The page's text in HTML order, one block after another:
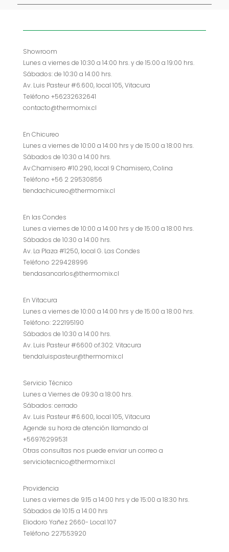
Showroom
Lunes a viernes de 10:30 a 14:00 hrs. y de 15:00 a 19:00 hrs.
Sábados: de 10:30 a 14:00 hrs.
Av. Luis Pasteur #6.600, local 105, Vitacura
Teléfono +56232632641
contacto@thermomix.cl
En Chicureo
Lunes a viernes de 10:00 a 14:00 hrs y de 15:00 a 18:00 hrs.
Sábados de 10:30 a 14:00 hrs.
Av.Chamisero #10.290, local 9 Chamisero, Colina
Teléfono +56 2 29530856
tiendachicureo@thermomix.cl
En las Condes
Lunes a viernes de 10:00 a 14:00 hrs y de 15:00 a 18:00 hrs.
Sábados de 10:30 a 14:00 hrs.
Av. La Plaza #1250, local G. Las Condes
Teléfono 229428996
tiendasancarlos@thermomix.cl
En Vitacura
Lunes a viernes de 10:00 a 14:00 hrs y de 15:00 a 18:00 hrs.
Teléfono: 222195190
Sábados de 10:30 a 14:00 hrs.
Av. Luis Pasteur #6600 of.302. Vitacura
tiendaluispasteur@thermomix.cl
Servicio Técnico
Lunes a Viernes de 09:30 a 18:00 hrs.
Sábados: cerrado
Av. Luis Pasteur #6.600, local 105, Vitacura
Agende su hora de atención llamando al
+56976299531
Otras consultas nos puede enviar un correo a
serviciotecnico@thermomix.cl
Providencia
Lunes a viernes de 9:15 a 14:00 hrs y de 15:00 a 18:30 hrs.
Sábados de 10:15 a 14:00 hrs
Eliodoro Yañez 2660- Local 107
Teléfono 227553920